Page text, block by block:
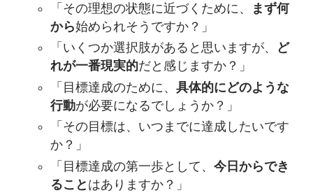
「その理想の状態に近づくために、
まず何
から始められそうですか？」
「いくつか選択肢があると思いますが、
ど
れが一番現実的だと感じますか？」
「目標達成のために、 具体的にどのような
行動が必要になるでしょうか？」
「その目標は、いつまでに達成したいです
か？」
「目標達成の第一歩として、 今日からでき
ること はありますか？」